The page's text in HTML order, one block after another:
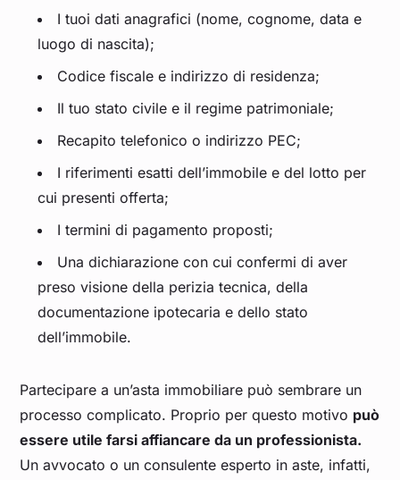
I tuoi dati anagrafici (nome, cognome, data e
luogo di nascita);
Codice fiscale e indirizzo di residenza;
Il tuo stato civile e il regime patrimoniale;
Recapito telefonico o indirizzo PEC;
I riferimenti esatti dell’immobile e del lotto per
cui presenti offerta;
I termini di pagamento proposti;
Una dichiarazione con cui confermi di aver
preso visione della perizia tecnica, della
documentazione ipotecaria e dello stato
dell’immobile.
Partecipare a un’asta immobiliare può sembrare un
processo complicato. Proprio per questo motivo può
essere utile farsi affiancare da un professionista.
Un avvocato o un consulente esperto in aste, infatti,